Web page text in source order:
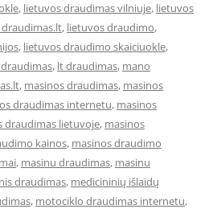
, lietuvos draudimas vilniuje, lietuvos
, lietuvos draudimo,
, lietuvos draudimo skaiciuokle,
, lt draudimas, mano
, masinos draudimas, masinos
draudimas internetu, masinos
draudimas lietuvoje, masinos
kainos, masinos draudimo
, masinu draudimas, masinu
draudimas, medicininių išlaidų
, motociklo draudimas internetu,